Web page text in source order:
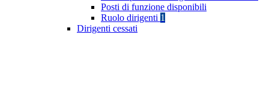
Posti di funzione disponibili
Ruolo dirigenti 1
Dirigenti cessati